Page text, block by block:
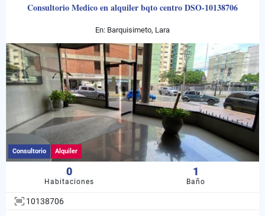
Consultorio Medico en alquiler bqto centro DSO-10138706
En: Barquisimeto, Lara
Consultorio Alquiler
0
Habitaciones
1
Baño
10138706